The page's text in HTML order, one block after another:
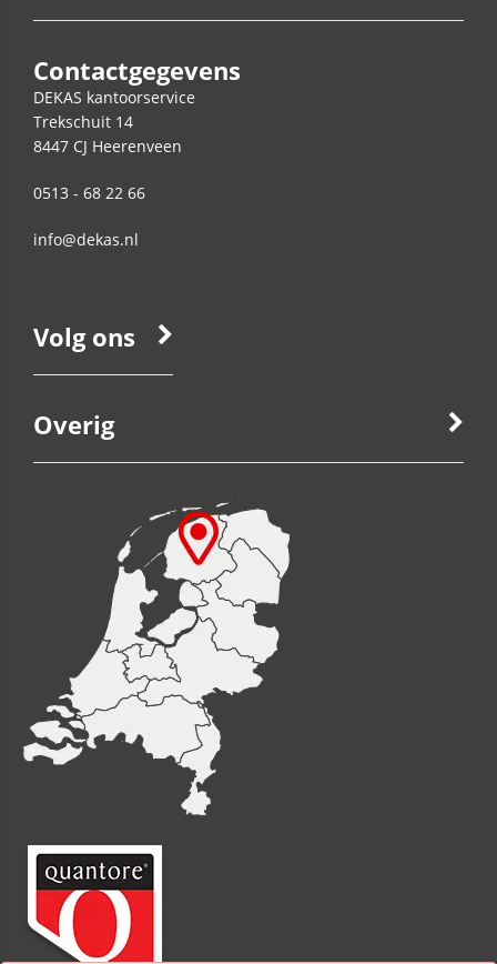
Contactgegevens
DEKAS kantoorservice
Trekschuit 14
8447 CJ Heerenveen
0513 - 68 22 66
info@dekas.nl
Volg ons
Overig